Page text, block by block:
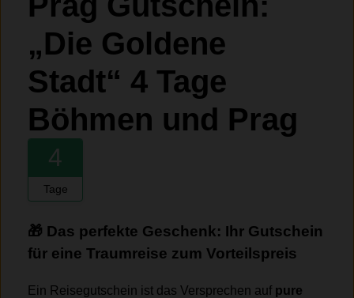
„Die Goldene
Stadt“ 4 Tage
Böhmen und Prag
4
Tage
🎁 Das perfekte Geschenk: Ihr Gutschein
für eine Traumreise zum Vorteilspreis
Ein Reisegutschein ist das Versprechen auf pure